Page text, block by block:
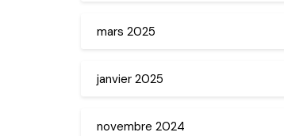
mars 2025
janvier 2025
novembre 2024